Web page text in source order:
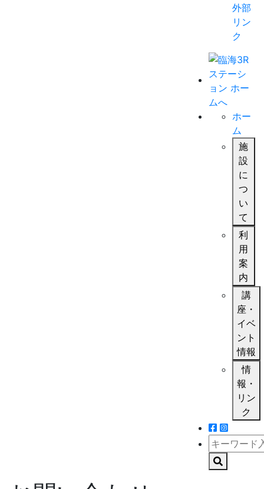
外部
リン
ク
ホー
ム
施
設
に
つ
い
て
利
用
案
内
講
座・
イベ
ント
情報
情
報・
リン
ク